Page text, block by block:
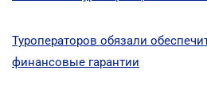
Туроператоров обязали
финансовые гарантии